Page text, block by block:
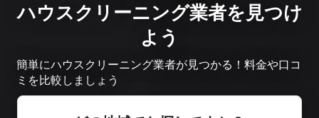
ハウスクリーニング業者を見つけ
よう
簡単にハウスクリーニング業者が見つかる！料金や口コ
ミを比較しましょう